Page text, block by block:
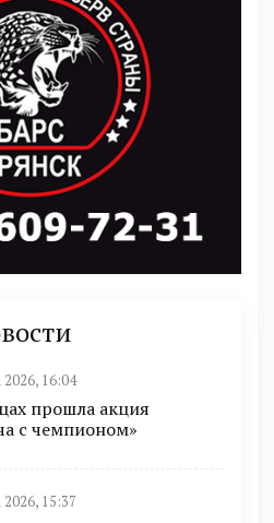
2026, 16:04
прошла акция
с чемпионом»
2026, 15:37